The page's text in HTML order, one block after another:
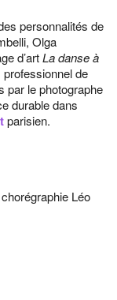
personnalités de
Olga
d’artLa danse à
de
par le photographe
durable dans
parisien.
Léo